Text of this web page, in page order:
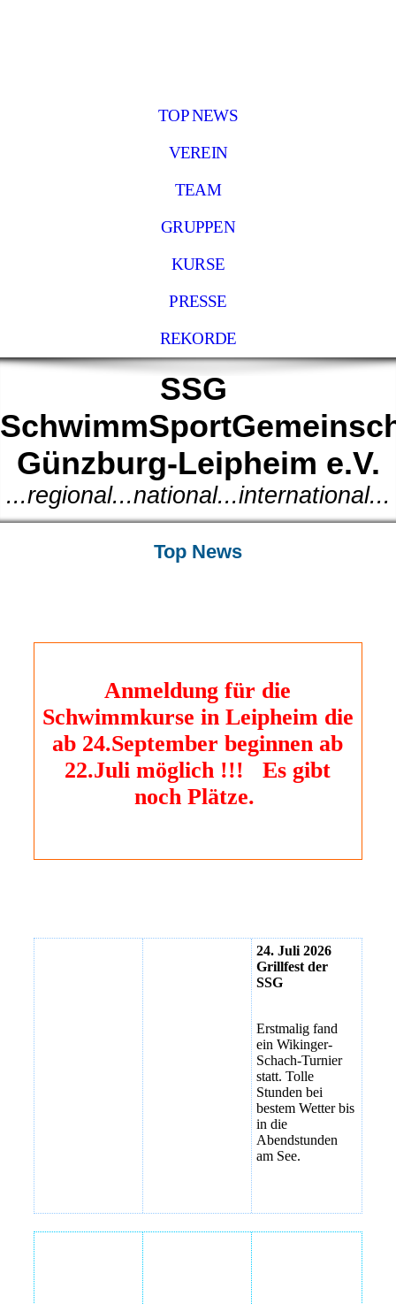
TOP NEWS
VEREIN
TEAM
GRUPPEN
KURSE
PRESSE
REKORDE
SSG
Günzburg-Leipheim e.V.
...regional...national...international...
Top News
Anmeldung für die
Schwimmkurse in Leipheim die
ab 24.September beginnen ab
22.Juli möglich !!! Es gibt
noch Plätze.
24. Juli 2026
Grillfest der
SSG
Erstmalig fand
ein Wikinger-
Schach-Turnier
statt. Tolle
Stunden bei
bestem Wetter bis
in die
Abendstunden
am See.
Bezirksmeisterschaften